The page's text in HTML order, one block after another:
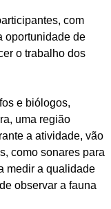
com
oportunidade de
o trabalho dos
e biólogos,
uma região
a atividade, vão
como sonares para
medir a qualidade
observar a fauna